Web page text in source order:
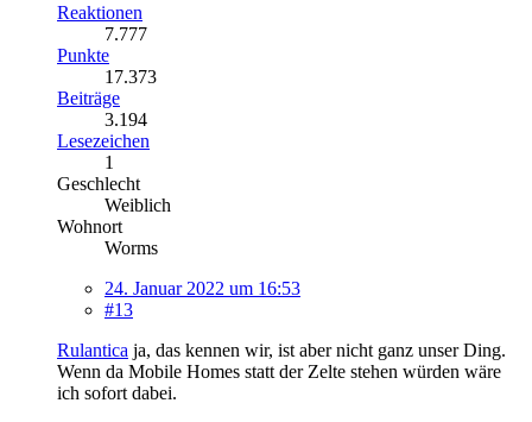
Reaktionen
7.777
Punkte
17.373
Beiträge
3.194
Lesezeichen
1
Geschlecht
Weiblich
Wohnort
Worms
24. Januar 2022 um 16:53
#13
Rulantica ja, das kennen wir, ist aber nicht ganz unser Ding.
Wenn da Mobile Homes statt der Zelte stehen würden wäre
ich sofort dabei.